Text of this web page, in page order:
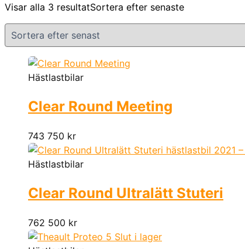
Visar alla 3 resultatSortera efter senaste
Hästlastbilar
Clear Round Meeting
743 750 kr
Hästlastbilar
Clear Round Ultralätt Stuteri
762 500 kr
Slut i lager